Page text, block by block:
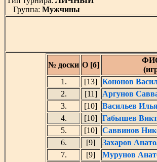
Группа: Мужчины
№ доски О [б]
1.
[13] Кононов
2.
[11]
Аргунов
3.
[10] Васильев
4.
[10] Габышев
5.
[10] Саввинов
6.
[9]
Захаров
7.
[9]
Мурунов